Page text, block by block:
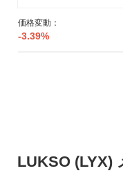
LUKSO (LYX)
価格変動：
-3.39%
ています。プロジェ
られるテストネット
これらの基盤的なス
立の舞台を整えました